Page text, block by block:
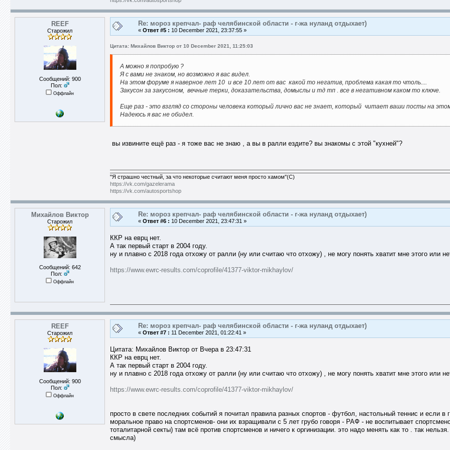
REEF
Старожил
Сообщений: 900
Пол:
Оффлайн
Re: мороз крепчал- раф челябинской области - г-жа нуланд отдыхает)
« Ответ #5 : 10 December 2021, 23:37:55 »
Цитата: Михайлов Виктор от 10 December 2021, 11:25:03
А можно я попробую ?
Я с вами не знаком, но возможно я вас видел.
На этом форуме я наверное лет 10 и все 10 лет от вас какой то негатив, проблема какая то чтоль....
Закусон за закусоном, вечные терки, доказательства, домыслы и тд тп . все в негативном каком то ключе.
Еще раз - это взгляд со стороны человека который лично вас не знает, который читает ваши посты на
Надеюсь я вас не обидел.
вы извините ещё раз - я тоже вас не знаю , а вы в ралли ездите? вы знакомы с этой "кухней"?
"Я страшно честный, за что некоторые считают меня просто хамом"(С)
https://vk.com/gazelerama
https://vk.com/autosportshop
Михайлов Виктор
Старожил
Сообщений: 642
Пол:
Оффлайн
Re: мороз крепчал- раф челябинской области - г-жа нуланд отдыхает)
« Ответ #6 : 10 December 2021, 23:47:31 »
ККР на еврц нет.
А так первый старт в 2004 году.
ну и плавно с 2018 года отхожу от ралли (ну или считаю что отхожу) , не могу понять хватит мне этого или
https://www.ewrc-results.com/coprofile/41377-viktor-mikhaylov/
REEF
Старожил
Сообщений: 900
Пол:
Оффлайн
Re: мороз крепчал- раф челябинской области - г-жа нуланд отдыхает)
« Ответ #7 : 11 December 2021, 01:22:41 »
Цитата: Михайлов Виктор от Вчера в 23:47:31
ККР на еврц нет.
А так первый старт в 2004 году.
ну и плавно с 2018 года отхожу от ралли (ну или считаю что отхожу) , не могу понять хватит мне этого или
https://www.ewrc-results.com/coprofile/41377-viktor-mikhaylov/
просто в свете последних событий я почитал правила разных спортов - футбол, настольный теннис и если
моральное право на спортсменов- они их взращивали с 5 лет грубо говоря - РАФ - не воспитывает
тоталитарной секты) там всё против спортсменов и ничего к оргинизации. это надо менять как то . так
смысла)